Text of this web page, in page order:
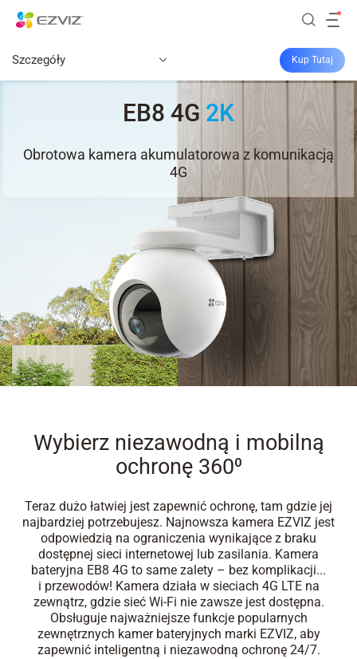
Szczegóły Kup Tutaj
EB8 4G 2K
Obrotowa kamera akumulatorowa z komunikacją
4G
Wybierz niezawodną i mobilną
ochronę 360⁰
Teraz dużo łatwiej jest zapewnić ochronę, tam gdzie jej
najbardziej potrzebujesz. Najnowsza kamera EZVIZ jest
odpowiedzią na ograniczenia wynikające z braku
dostępnej sieci internetowej lub zasilania. Kamera
bateryjna EB8 4G to same zalety – bez komplikacji...
i przewodów! Kamera działa w sieciach 4G LTE na
zewnątrz, gdzie sieć Wi-Fi nie zawsze jest dostępna.
Obsługuje najważniejsze funkcje popularnych
zewnętrznych kamer bateryjnych marki EZVIZ, aby
zapewnić inteligentną i niezawodną ochronę 24/7.